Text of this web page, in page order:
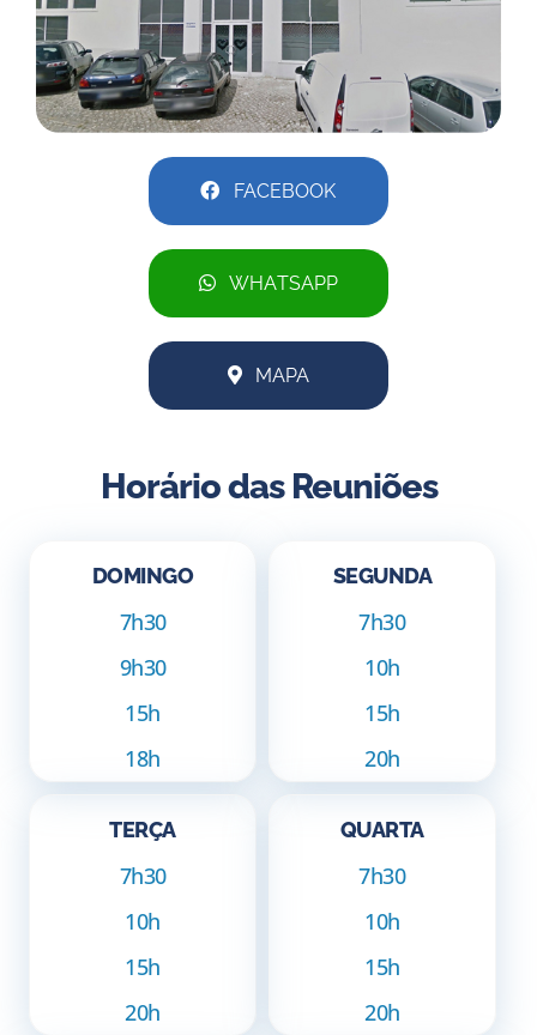
FACEBOOK
WHATSAPP
MAPA
Horário das Reuniões
DOMINGO
7h30
9h30
15h
18h
SEGUNDA
7h30
10h
15h
20h
TERÇA
7h30
10h
15h
20h
QUARTA
7h30
10h
15h
20h